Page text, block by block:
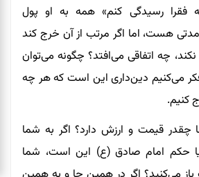
فقرا رسیدگی کنم» همه به او پول
مدتی هست، اما اگر مرتب از آن خرج کند
چه اتفاقی می‌افتد؟ چگونه می‌توان
فکر می‌کنیم دین‌داری این است که هر چه
کنیم.
چقدر قیمت و ارزش دارد؟ اگر به شما
حکم امام صادق (ع) این است، شما